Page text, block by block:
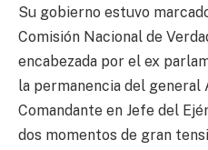
Su gobierno estuvo
Comisión Nacional de
encabezada por el ex
la permanencia del
Comandante en Jefe del
dos momentos de gran